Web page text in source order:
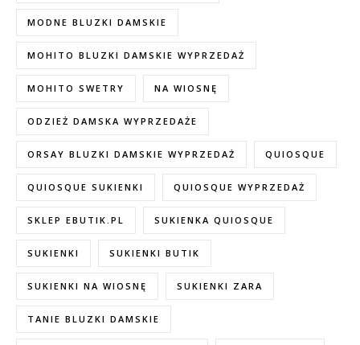
MODNE BLUZKI DAMSKIE
MOHITO BLUZKI DAMSKIE WYPRZEDAŻ
MOHITO SWETRY NA WIOSNĘ
ODZIEŻ DAMSKA WYPRZEDAŻE
ORSAY BLUZKI DAMSKIE WYPRZEDAŻ QUIOSQUE
QUIOSQUE SUKIENKI QUIOSQUE WYPRZEDAŻ
SKLEP EBUTIK.PL SUKIENKA QUIOSQUE
SUKIENKI SUKIENKI BUTIK
SUKIENKI NA WIOSNĘ SUKIENKI ZARA
TANIE BLUZKI DAMSKIE